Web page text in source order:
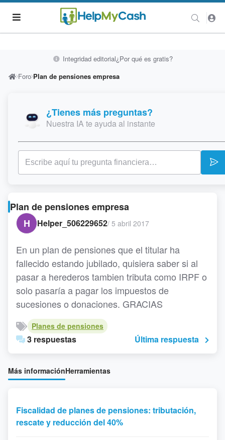
Integridad editorial¿Por qué es gratis?
Foro Plan de pensiones empresa
¿Tienes más preguntas?
Nuestra IA te ayuda al instante
Plan de pensiones empresa
H
Helper_506229652/ 5 abril 2017
En un plan de pensiones que el titular ha
fallecido estando jubilado, quisiera saber si al
pasar a herederos tambien tributa como IRPF o
solo pasaría a pagar los impuestos de
sucesiones o donaciones. GRACIAS
Planes de pensiones
3 respuestas Última respuesta
Más informaciónHerramientas
Fiscalidad de planes de pensiones: tributación,
rescate y reducción del 40%